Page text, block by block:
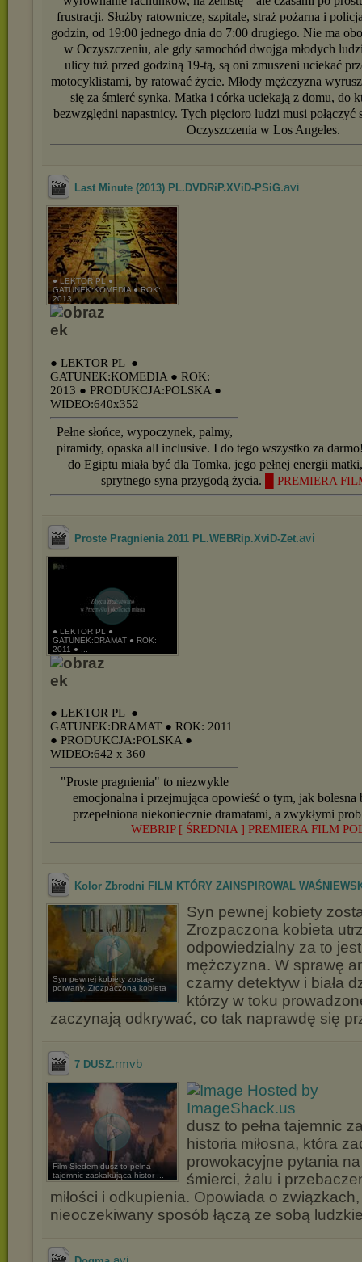
frustracji. Służby ratownicze, szpitale, straż pożarna i
godzin, od 19:00 jednego dnia do 7:00 drugiego. Nie ma
w Oczyszczeniu, ale gdy samochód dwojga młodych
ulicy tuż przed godziną 19-tą, są oni zmuszeni uciekać
motocyklistami, by ratować życie. Młody mężczyzna
się za śmierć synka. Matka i córka uciekają z domu, do
bezwzględni napastnicy. Tych pięcioro ludzi musi połączyć
Oczyszczenia w Los Angeles.
Last Minute (2013) PL.DVDRiP.XViD-PSiG.avi
● LEKTOR PL ●
GATUNEK:KOMEDIA ● ROK:
2013 ...
● LEKTOR PL ●
GATUNEK:KOMEDIA ● ROK:
2013 ● PRODUKCJA:POLSKA ●
WIDEO:640x352
Pełne słońce, wypoczynek, palmy,
piramidy, opaska all inclusive. I do tego wszystko za
do Egiptu miała być dla Tomka, jego pełnej energii
sprytnego syna przygodą życia.
█ PREMIERA
Proste Pragnienia 2011 PL.WEBRip.XviD-Zet.avi
● LEKTOR PL ●
GATUNEK:DRAMAT ● ROK:
2011 ● ...
● LEKTOR PL ●
GATUNEK:DRAMAT ● ROK: 2011
● PRODUKCJA:POLSKA ●
WIDEO:642 x 360
"Proste pragnienia" to niezwykle
emocjonalna i przejmująca opowieść o tym, jak bolesna
przepełniona niekoniecznie dramatami, a zwykłymi
WEBRIP [ ŚREDNIA ] PREMIERA FILM
Kolor Zbrodni FILM KTÓRY ZAINSPIROWAL
Syn pewnej kobiety zostaje
porwany. Zrozpaczona kobieta
...
Syn pewnej kobiety
Zrozpaczona kobieta
odpowiedzialny za to
mężczyzna. W sprawę
czarny detektyw i biała
którzy w toku
zaczynają odkrywać, co tak naprawdę się
7 DUSZ.rmvb
Film Siedem dusz to pełna
tajemnic zaskakująca histor ...
dusz to pełna tajemnic
historia miłosna, która
prowokacyjne pytania
śmierci, żalu i
miłości i odkupienia. Opowiada o
nieoczekiwany sposób łączą ze sobą